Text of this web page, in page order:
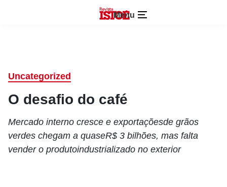
Menu
Uncategorized
O desafio do café
Mercado interno cresce e exportaçõesde grãos
verdes chegam a quaseR$ 3 bilhões, mas falta
vender o produtoindustrializado no exterior